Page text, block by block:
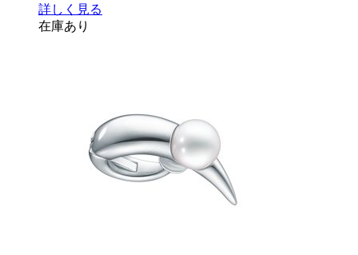
詳しく見る
在庫あり